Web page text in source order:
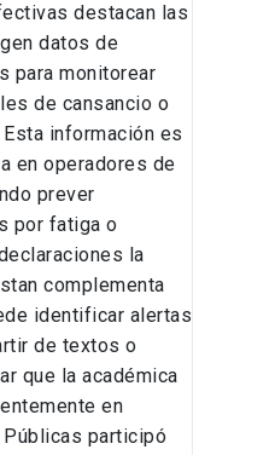
destacan las
datos de
para monitorear
de cansancio o
información es
en operadores de
prever
por fatiga o
la
complementa
identificar alertas
de textos o
que la académica
en
participó